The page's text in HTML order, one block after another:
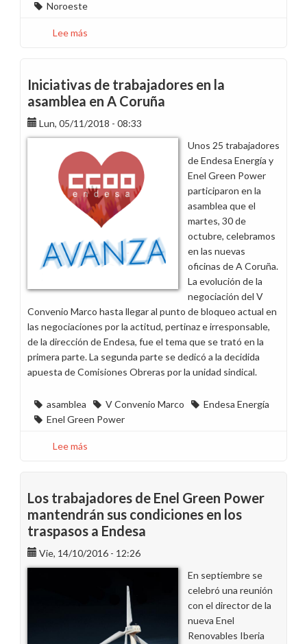
Noroeste
Lee más
gana
tres
nuevos
delegados
en
Zona
Noroeste
Iniciativas de trabajadores en la
asamblea en A Coruña
Lun, 05/11/2018 - 08:33
Unos 25 trabajadores
de Endesa Energía y
Enel Green Power
participaron en la
asamblea que el
martes, 30 de
octubre, celebramos
en las nuevas
oficinas de A Coruña.
La evolución de la
negociación del V
Convenio Marco hasta llegar al punto de bloqueo actual en
las negociaciones por la actitud, pertinaz e irresponsable,
de la dirección de Endesa, fue el tema que se trató en la
primera parte. La segunda parte se dedicó a la decidida
apuesta de Comisiones Obreras por la unidad sindical.
asamblea V Convenio Marco
Endesa Energía
Enel Green Power
Lee más
trabajadores
en
la
asamblea
en
A
Los trabajadores de Enel Green Power
mantendrán sus condiciones en los
traspasos a Endesa
Vie, 14/10/2016 - 12:26
En septiembre se
celebró una reunión
con el director de la
nueva Enel
Renovables Iberia